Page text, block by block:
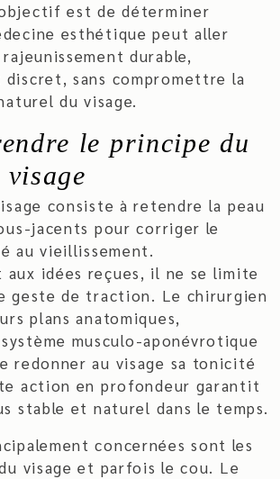
est de déterminer
esthétique peut aller
durable,
discret, sans compromettre la
du visage.
le principe du
consiste à retendre la peau
jacents pour corriger le
au vieillissement.
aux idées reçues, il ne se limite
geste de traction. Le chirurgien
plans anatomiques,
musculo-aponévrotique
redonner au visage sa tonicité
action en profondeur garantit
stable et naturel dans le temps.
concernées sont les
visage et parfois le cou. Le